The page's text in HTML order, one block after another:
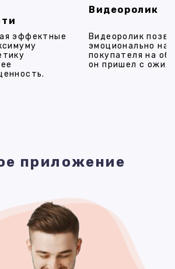
эффектные
Видеоролик
Видеоролик
эмоционально
покупателя на
он пришел с
приложение